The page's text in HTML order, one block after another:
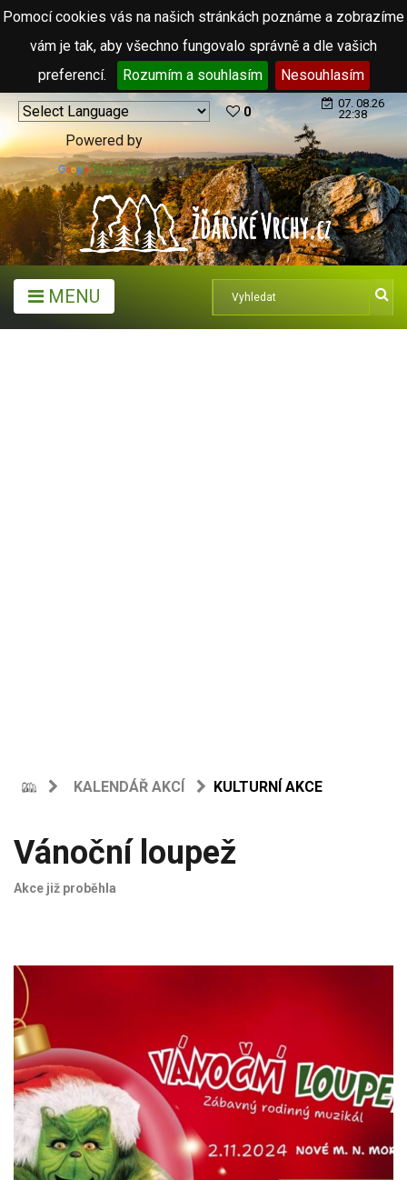
Pomocí cookies vás na našich stránkách poznáme a zobrazíme
vám je tak, aby všechno fungovalo správně a dle vašich
preferencí.
Rozumím a souhlasím Nesouhlasím
Powered by
Translate
0
07. 08.26
22:38
MENU
KALENDÁŘ AKCÍ KULTURNÍ AKCE
Vánoční loupež
Akce již proběhla